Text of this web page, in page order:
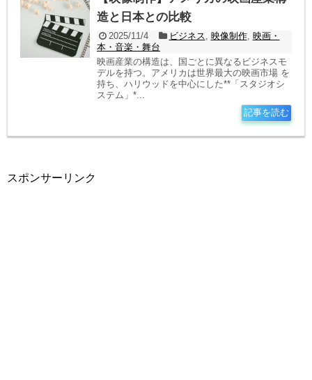
造と日本との比較
2025/11/4 ビジネス 映像制作, 映画・
本・音楽・舞台
映画産業の構造は、国ごとに異なるビジネスモ
デルを持つ。アメリカは世界最大の映画市場 を
持ち、ハリウッドを中心にした**「スタジオシ
ステム」*...
記事を読む
スポンサーリンク